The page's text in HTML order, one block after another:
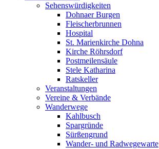
Sehenswürdigkeiten
Dohnaer Burgen
Fleischerbrunnen
Hospital
St. Marienkirche Dohna
Kirche Röhrsdorf
Postmeilensäule
Stele Katharina
Ratskeller
Veranstaltungen
Vereine & Verbände
Wanderwege
Kahlbusch
Spargründe
Sürßengrund
Wander- und Radwegewarte